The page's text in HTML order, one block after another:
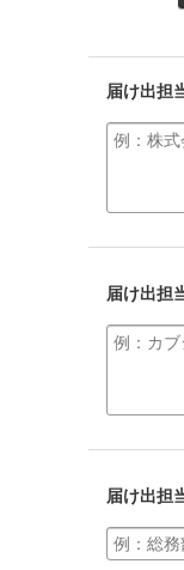
届け出担
届け出担
届け出担